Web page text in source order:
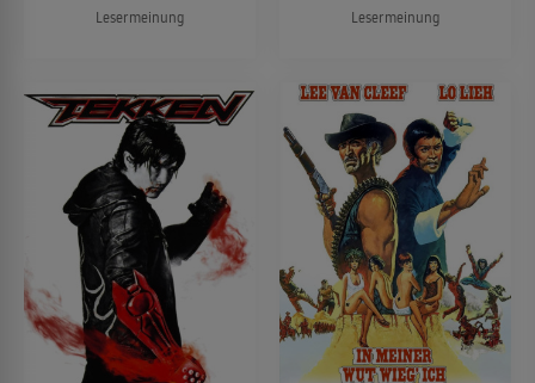
Lesermeinung Lesermeinung